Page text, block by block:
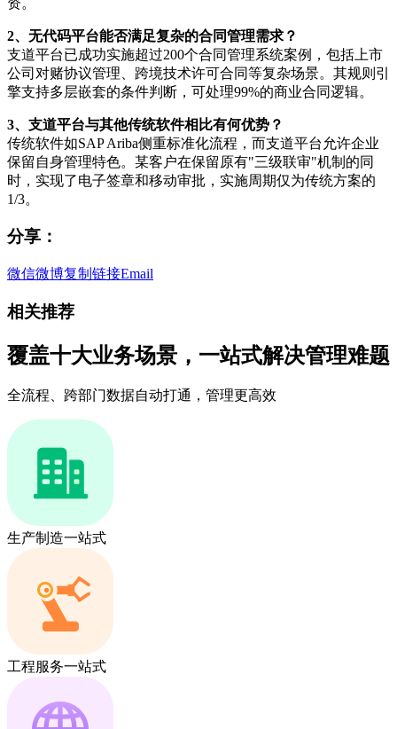
2、无代码平台能否满足复杂的合同管理需求？
支道平台已成功实施超过200个合同管理系统案例，包括上市
公司对赌协议管理、跨境技术许可合同等复杂场景。其规则引
擎支持多层嵌套的条件判断，可处理99%的商业合同逻辑。
3、支道平台与其他传统软件相比有何优势？
传统软件如SAP Ariba侧重标准化流程，而支道平台允许企业
保留自身管理特色。某客户在保留原有"三级联审"机制的同
时，实现了电子签章和移动审批，实施周期仅为传统方案的
1/3。
分享：
微信微博复制链接Email
相关推荐
覆盖十大业务场景，一站式解决管理难题
全流程、跨部门数据自动打通，管理更高效
生产制造一站式
工程服务一站式